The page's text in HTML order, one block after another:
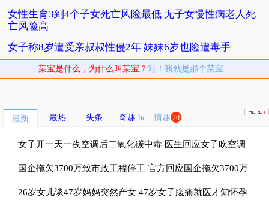
女性生育3到4个子女死亡风险最低 无子女慢性病老人死
亡风险高
女子称8岁遭受亲叔叔性侵2年 妹妹6岁也险遭毒手
某宝是什么，为什么叫某宝？ 对！我就是那个某宝
最新 最热 头条 奇趣 情趣 20
女子开一天一夜空调后二氧化碳中毒 医生回应女子吹空调
中毒
国企拖欠3700万致市政工程停工 官方回应国企拖欠3700万
工程款
26岁女儿谈47岁妈妈突然产女 47岁女子腹痛就医才知怀孕